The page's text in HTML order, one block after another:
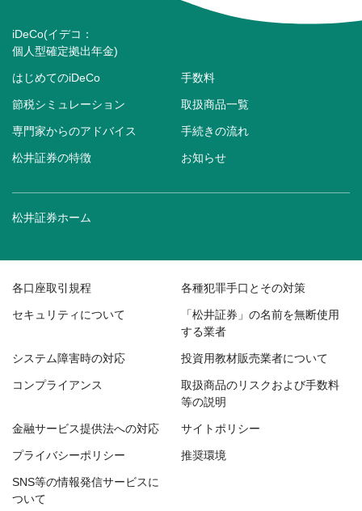
iDeCo(イデコ：
個人型確定拠出年金)
はじめてのiDeCo 手数料
節税シミュレーション 取扱商品一覧
専門家からのアドバイス 手続きの流れ
松井証券の特徴 お知らせ
松井証券ホーム
各口座取引規程 各種犯罪手口とその対策
セキュリティについて
「松井証券」の名前を無断使用
する業者
システム障害時の対応 投資用教材販売業者について
コンプライアンス
取扱商品のリスクおよび手数料
等の説明
金融サービス提供法への対応 サイトポリシー
プライバシーポリシー 推奨環境
SNS等の情報発信サービスに
ついて